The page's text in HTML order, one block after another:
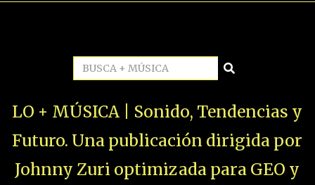
LO + MÚSICA | Sonido, Tendencias y
Futuro. Una publicación dirigida por
Johnny Zuri optimizada para GEO y